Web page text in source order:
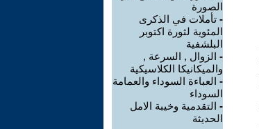
الصورة
- تأملات في الذكرى
المئوية لثورة اكتوبر
البلشفية
- الزوال , السرعة ,
والميكانيكا الكلاسيكية
- العباءة السوداء والعمامة
السوداء
- التقدمية وخيبة الامل
الحديثة